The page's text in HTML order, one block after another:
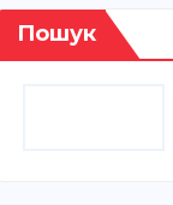
Пошук